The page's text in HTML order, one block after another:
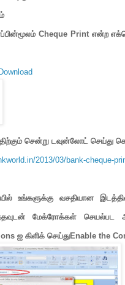
Cheque Print என்ற
Download
சென்று டவுன்லோட் செய்து
2013/03/bank-cheque-
உங்களுக்கு வசதியான
மேக்ரோக்கள் செயல்பட
ஐ கிளிக் செய்துEnable the